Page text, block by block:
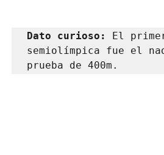
Dato curioso:
El
semiolímpica fue el
prueba de 400m.